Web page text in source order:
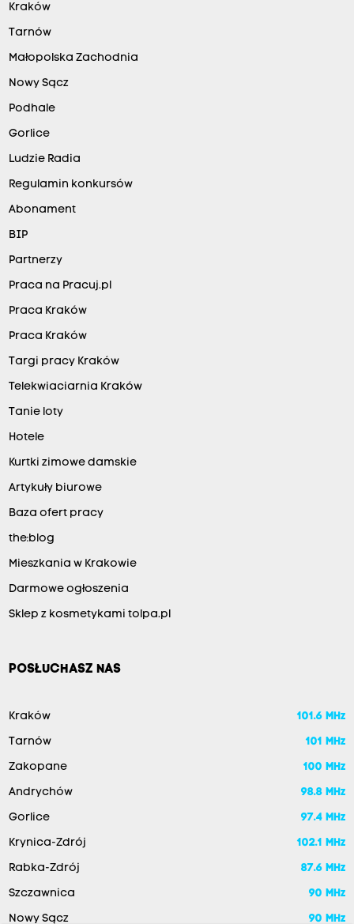
Kraków
Tarnów
Małopolska Zachodnia
Nowy Sącz
Podhale
Gorlice
Ludzie Radia
Regulamin konkursów
Abonament
BIP
Partnerzy
Praca na Pracuj.pl
Praca Kraków
Praca Kraków
Targi pracy Kraków
Telekwiaciarnia Kraków
Tanie loty
Hotele
Kurtki zimowe damskie
Artykuły biurowe
Baza ofert pracy
the:blog
Mieszkania w Krakowie
Darmowe ogłoszenia
Sklep z kosmetykami tolpa.pl
POSŁUCHASZ NAS
Kraków 101.6 MHz
Tarnów 101 MHz
Zakopane 100 MHz
Andrychów 98.8 MHz
Gorlice 97.4 MHz
Krynica-Zdrój 102.1 MHz
Rabka-Zdrój 87.6 MHz
Szczawnica 90 MHz
Nowy Sącz 90 MHz